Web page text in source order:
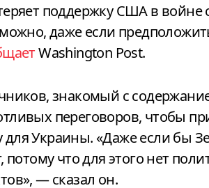
поддержку США в войне
даже если
Washington Post.
знакомый с
переговоров, чтобы
Украины. «Даже если бы
потому что для этого нет
— сказал он.